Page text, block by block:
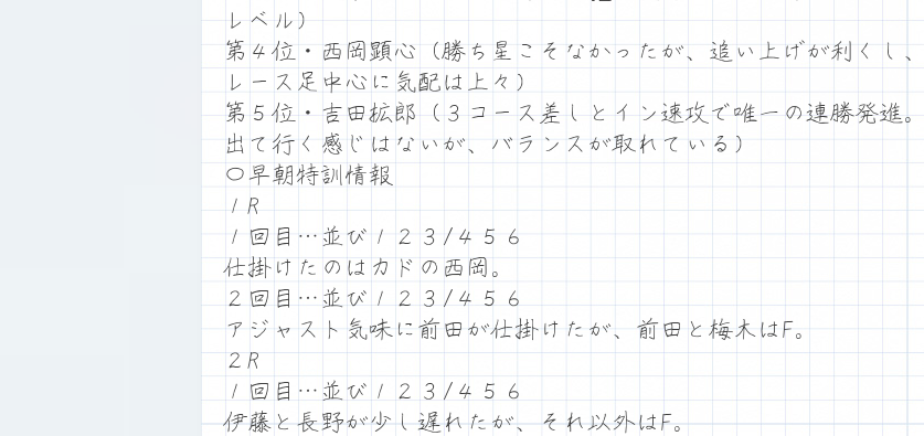
レベル）
第４位・西岡顕心（勝ち星こそなかったが、追い上げが利くし、
レース足中心に気配は上々）
第５位・吉田拡郎（３コース差しとイン速攻で唯一の連勝発進。
出て行く感じはないが、バランスが取れている）
〇早朝特訓情報
１R
１回目…並び１２３/４５６
仕掛けたのはカドの西岡。
２回目…並び１２３/４５６
アジャスト気味に前田が仕掛けたが、前田と梅木はF。
２R
１回目…並び１２３/４５６
伊藤と長野が少し遅れたが、それ以外はF。